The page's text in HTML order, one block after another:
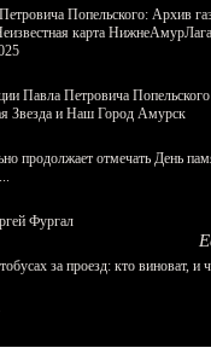
Попельского: Архив
карта
Павла Петровича
Звезда и Наш Город Амурск
продолжает отмечать День
Фургал
за проезд: кто виноват, и